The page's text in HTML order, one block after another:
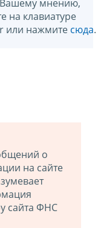
Вашему мнению,
на клавиатуре
или нажмите сюда.
о
на сайте
сайта ФНС